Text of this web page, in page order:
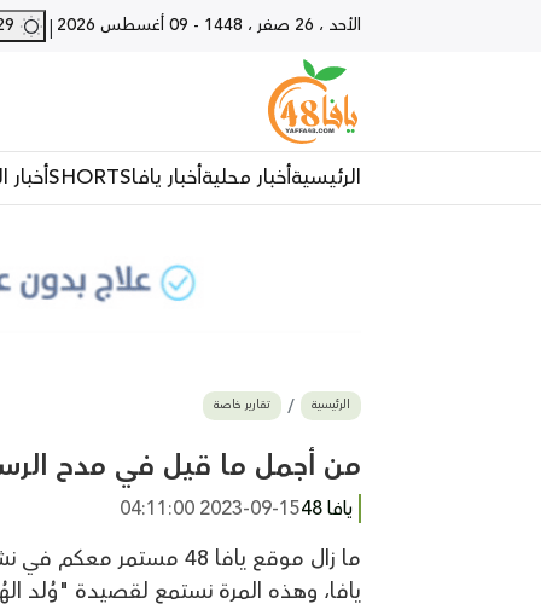
الأحد ، 26 صفر ، 1448 - 09 أغسطس 2026 |
الرئيسيةأخبار محليةأخبار يافاSHORTSأخبار
الرئيسية تقارير خاصة
من أجمل ما قيل في مدح
يافا 48 2023-09-15 04:11:00
ما زال موقع يافا 48
يافا، وهذه المرة نستمع لقصيدة "وُلد